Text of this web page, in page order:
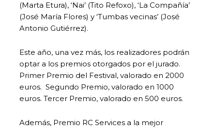
(Marta Etura), ‘Nai’ (Tito Refoxo), ‘La Compañía’
(José María Flores) y ‘Tumbas vecinas’ (José
Antonio Gutiérrez).
Este año, una vez más, los realizadores podrán
optar a los premios otorgados por el jurado.
Primer Premio del Festival, valorado en 2000
euros. Segundo Premio, valorado en 1000
euros. Tercer Premio, valorado en 500 euros.
Además, Premio RC Services a la mejor